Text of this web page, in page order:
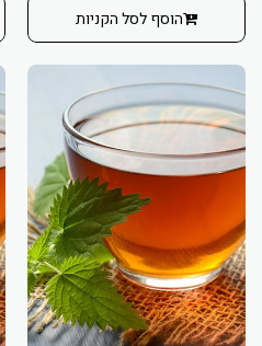
הוסף לסל הקניות